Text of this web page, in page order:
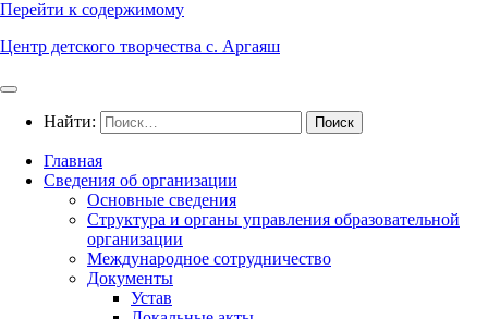
Перейти к содержимому
Центр детского творчества с. Аргаяш
Найти:
Главная
Сведения об организации
Основные сведения
Структура и органы управления образовательной
организации
Международное сотрудничество
Документы
Устав